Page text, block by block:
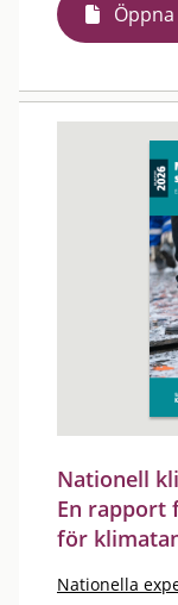
Nationell
En rapport
för
Nationella